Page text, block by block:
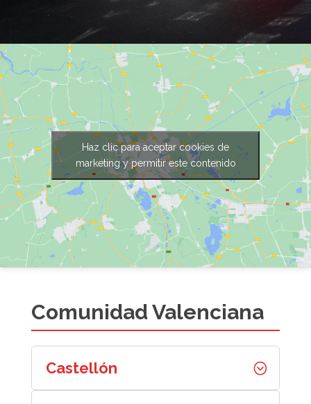
Haz clic para aceptar cookies de
marketing y permitir este contenido
Comunidad Valenciana
Castellón